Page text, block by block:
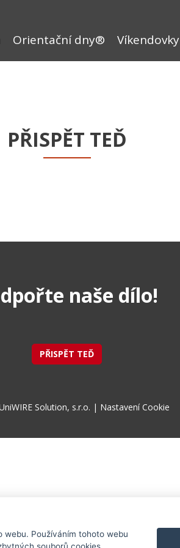
Orientační dny® Víkendovky
PŘISPĚT TEĎ
naše dílo!
PŘISPĚT TEĎ
Solution, s.r.o. | Nastavení Cookie
webu. Používáním tohoto webu